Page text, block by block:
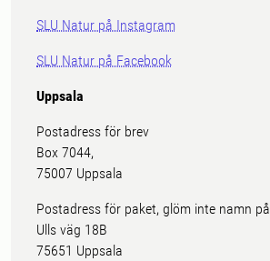
SLU Natur på Instagram
SLU Natur på Facebook
Uppsala
Postadress för brev
Box 7044,
75007 Uppsala
Postadress för paket, glöm inte namn
Ulls väg 18B
75651 Uppsala